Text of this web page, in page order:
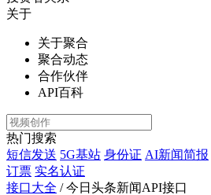
关于
关于聚合
聚合动态
合作伙伴
API百科
热门搜索
短信发送 5G基站 身份证 AI新闻简报
订票 实名认证
接口大全 / 今日头条新闻API接口